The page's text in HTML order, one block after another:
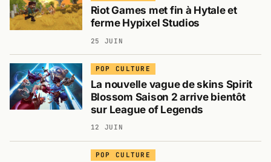
Riot Games met fin à Hytale et
ferme Hypixel Studios
25 JUIN
POP CULTURE
La nouvelle vague de skins Spirit
Blossom Saison 2 arrive bientôt
sur League of Legends
12 JUIN
POP CULTURE